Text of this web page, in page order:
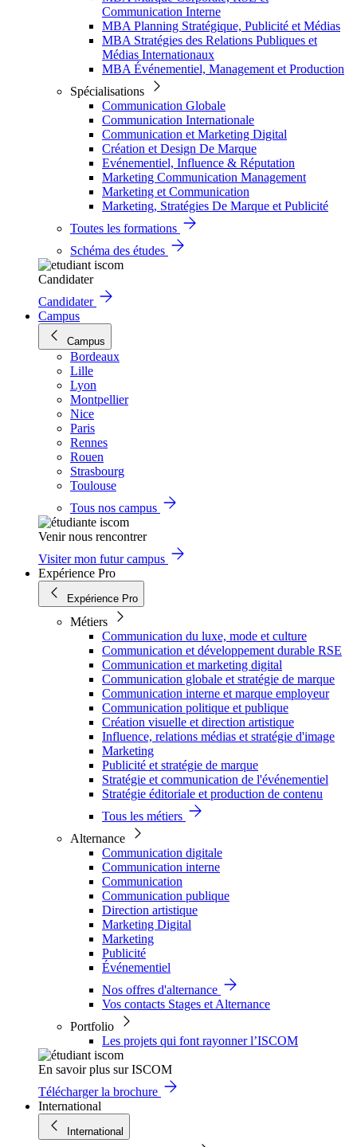
Communication Interne
MBA Planning Stratégique, Publicité et Médias
MBA Stratégies des Relations Publiques et
Médias Internationaux
MBA Événementiel, Management et Production
Spécialisations
Communication Globale
Communication Internationale
Communication et Marketing Digital
Création et Design De Marque
Evénementiel, Influence & Réputation
Marketing Communication Management
Marketing et Communication
Marketing, Stratégies De Marque et Publicité
Toutes les formations
Schéma des études
Candidater
Candidater
Campus
Campus
Bordeaux
Lille
Lyon
Montpellier
Nice
Paris
Rennes
Rouen
Strasbourg
Toulouse
Tous nos campus
Venir nous rencontrer
Visiter mon futur campus
Expérience Pro
Expérience Pro
Métiers
Communication du luxe, mode et culture
Communication et développement durable RSE
Communication et marketing digital
Communication globale et stratégie de marque
Communication interne et marque employeur
Communication politique et publique
Création visuelle et direction artistique
Influence, relations médias et stratégie d'image
Marketing
Publicité et stratégie de marque
Stratégie et communication de l'événementiel
Stratégie éditoriale et production de contenu
Tous les métiers
Alternance
Communication digitale
Communication interne
Communication
Communication publique
Direction artistique
Marketing Digital
Marketing
Publicité
Événementiel
Nos offres d'alternance
Vos contacts Stages et Alternance
Portfolio
Les projets qui font rayonner l’ISCOM
En savoir plus sur ISCOM
Télécharger la brochure
International
International